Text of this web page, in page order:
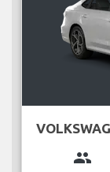
group